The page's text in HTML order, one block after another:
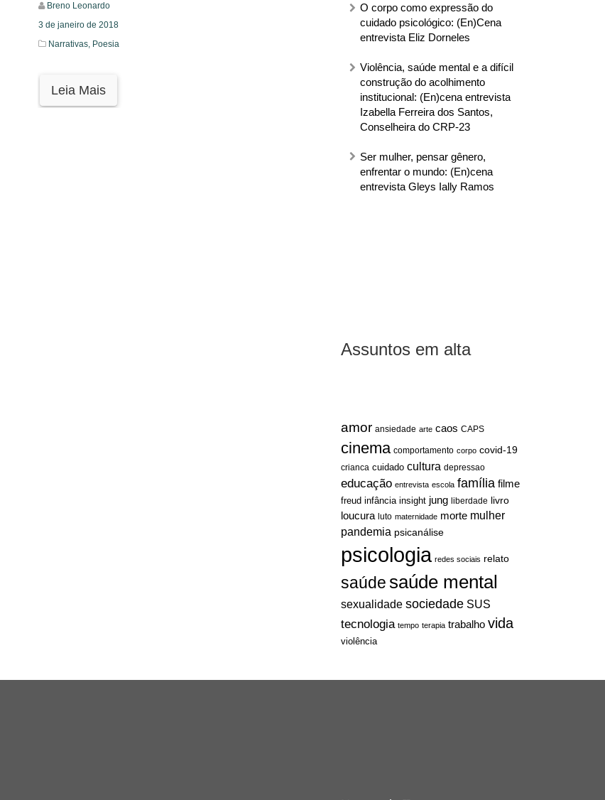
O corpo como expressão do
cuidado psicológico: (En)Cena
entrevista Eliz Dorneles
Violência, saúde mental e a difícil
construção do acolhimento
institucional: (En)cena entrevista
Izabella Ferreira dos Santos,
Conselheira do CRP-23
Ser mulher, pensar gênero,
enfrentar o mundo: (En)cena
entrevista Gleys Ially Ramos
Assuntos em alta
amor ansiedade arte caos CAPS
cinema comportamento corpo covid-19
crianca cuidado cultura depressao
educação entrevista escola família filme
freud infância insight jung liberdade livro
loucura luto maternidade morte mulher
pandemia psicanálise
psicologia redes sociais relato
saúdesaúde mental
sexualidade sociedade SUS
tecnologia tempo terapia trabalho vida
violência
Breno Leonardo
3 de janeiro de 2018
Narrativas, Poesia
Leia Mais